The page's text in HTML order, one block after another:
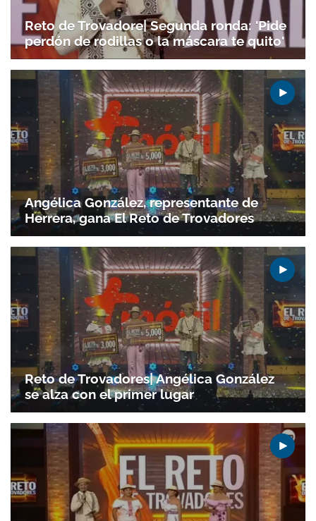
Gracias por suscribirte a nuestro boletín.
ACEPTAR
Reto de Trovadore| Segunda ronda: 'Pide
perdón de rodillas o la máscara te quito'
Angélica González, representante de
Herrera, gana El Reto de Trovadores
Reto de Trovadores| Angélica González
se alza con el primer lugar